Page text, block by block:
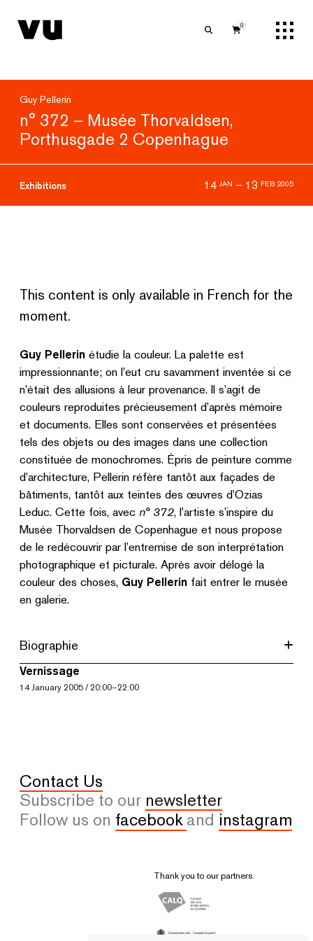
0
Guy Pellerin
n° 372 – Musée Thorvaldsen,
Porthusgade 2 Copenhague
Exhibitions 14 JAN – 13 FEB 2005
This content is only available in French for the
moment.
Guy Pellerin étudie la couleur. La palette est
impressionnante; on l’eut cru savamment inventée si ce
n’était des allusions à leur provenance. Il s’agit de
couleurs reproduites précieusement d’après mémoire
et documents. Elles sont conservées et présentées
tels des objets ou des images dans une collection
constituée de monochromes. Épris de peinture comme
d’architecture, Pellerin réfère tantôt aux façades de
bâtiments, tantôt aux teintes des œuvres d’Ozias
Leduc. Cette fois, avec n° 372, l’artiste s’inspire du
Musée Thorvaldsen de Copenhague et nous propose
de le redécouvrir par l’entremise de son interprétation
photographique et picturale. Après avoir délogé la
couleur des choses, Guy Pellerin fait entrer le musée
en galerie.
Biographie
Vernissage
14 January 2005 / 20:00–22:00
Contact Us
Subscribe to our newsletter
Follow us on facebook and instagram
Thank you to our partners.